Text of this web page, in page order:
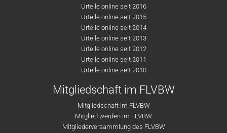
Urteile online seit 2016
Urteile online seit 2015
Urteile online seit 2014
Urteile online seit 2013
Urteile online seit 2012
Urteile online seit 2011
Urteile online seit 2010
Mitgliedschaft im FLVBW
Mitgliedschaft im FLVBW
Mitglied werden im FLVBW
Mitgliederversammlung des FLVBW